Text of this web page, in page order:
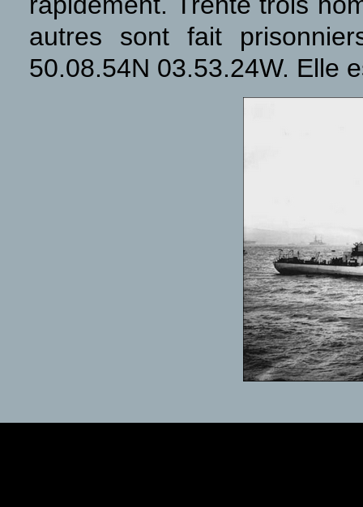
autres sont fait
50.08.54N 03.53.24W. Elle